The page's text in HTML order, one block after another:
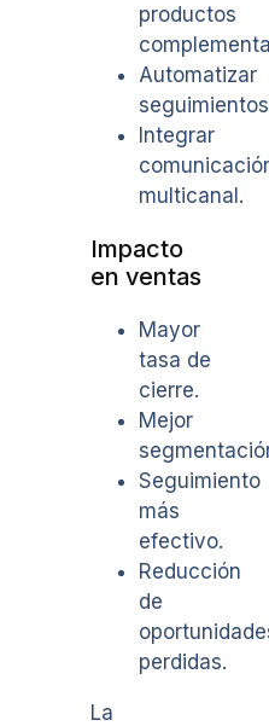
productos
Automatizar
Integrar
multicanal.
Impacto
en ventas
Mayor
tasa de
cierre.
Mejor
Seguimiento
más
efectivo.
Reducción
de
perdidas.
La